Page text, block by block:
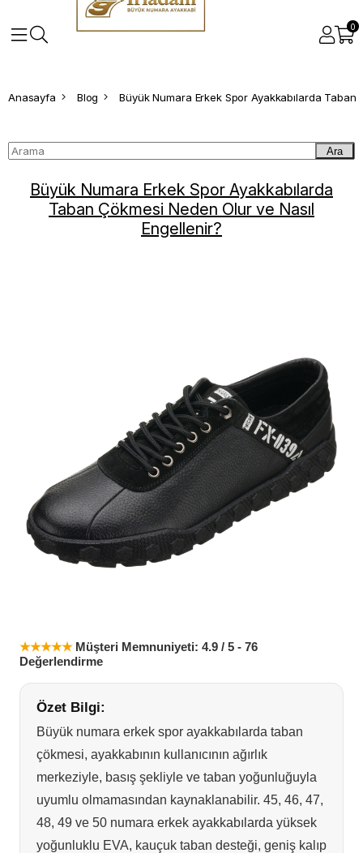
0
Anasayfa Blog
Ara
Büyük Numara Erkek Spor Ayakkabılarda
Taban Çökmesi Neden Olur ve Nasıl
Engellenir?
★★★★★Müşteri Memnuniyeti: 4.9 / 5 - 76
Değerlendirme
Özet Bilgi:
Büyük numara erkek spor ayakkabılarda taban
çökmesi, ayakkabının kullanıcının ağırlık
merkeziyle, basış şekliyle ve taban yoğunluğuyla
uyumlu olmamasından kaynaklanabilir. 45, 46, 47,
48, 49 ve 50 numara erkek ayakkabılarda yüksek
yoğunluklu EVA, kauçuk taban desteği, geniş kalıp